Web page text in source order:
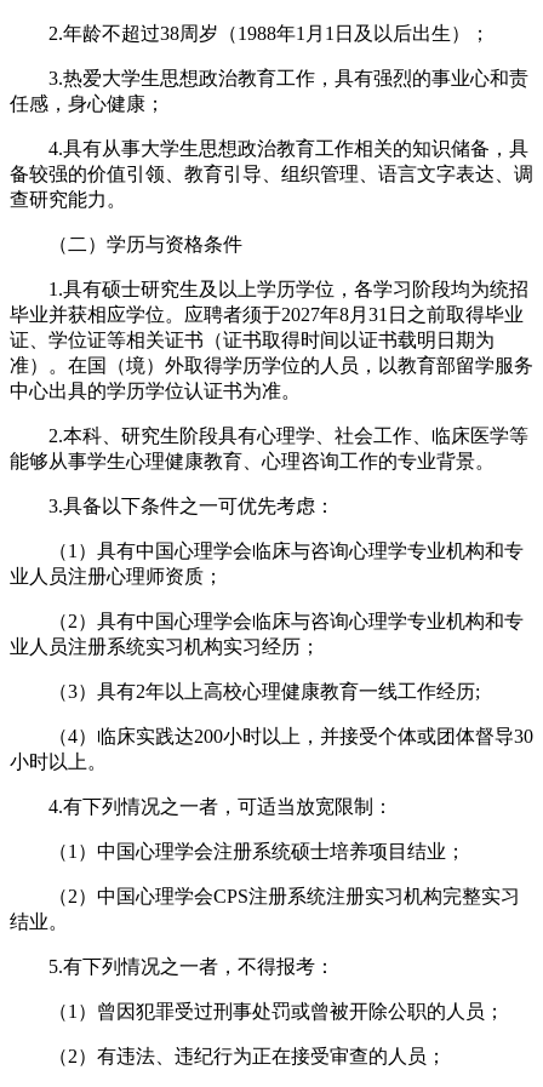
2.年龄不超过38周岁（1988年1月1日及以后出生）；
3.热爱大学生思想政治教育工作，具有强烈的事业心和责
任感，身心健康；
4.具有从事大学生思想政治教育工作相关的知识储备，具
备较强的价值引领、教育引导、组织管理、语言文字表达、调
查研究能力。
（二）学历与资格条件
1.具有硕士研究生及以上学历学位，各学习阶段均为统招
毕业并获相应学位。应聘者须于2027年8月31日之前取得毕业
证、学位证等相关证书（证书取得时间以证书载明日期为
准）。在国（境）外取得学历学位的人员，以教育部留学服务
中心出具的学历学位认证书为准。
2.本科、研究生阶段具有心理学、社会工作、临床医学等
能够从事学生心理健康教育、心理咨询工作的专业背景。
3.具备以下条件之一可优先考虑：
（1）具有中国心理学会临床与咨询心理学专业机构和专
业人员注册心理师资质；
（2）具有中国心理学会临床与咨询心理学专业机构和专
业人员注册系统实习机构实习经历；
（3）具有2年以上高校心理健康教育一线工作经历;
（4）临床实践达200小时以上，并接受个体或团体督导30
小时以上。
4.有下列情况之一者，可适当放宽限制：
（1）中国心理学会注册系统硕士培养项目结业；
（2）中国心理学会CPS注册系统注册实习机构完整实习
结业。
5.有下列情况之一者，不得报考：
（1）曾因犯罪受过刑事处罚或曾被开除公职的人员；
（2）有违法、违纪行为正在接受审查的人员；